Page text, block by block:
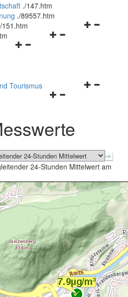
./147.htm
./89557.htm
Navigationsmenü
/151.htm
Navigationsmenü
Navigationsmenü
schließen
Tourismus
24-Stunden Mittelwert am